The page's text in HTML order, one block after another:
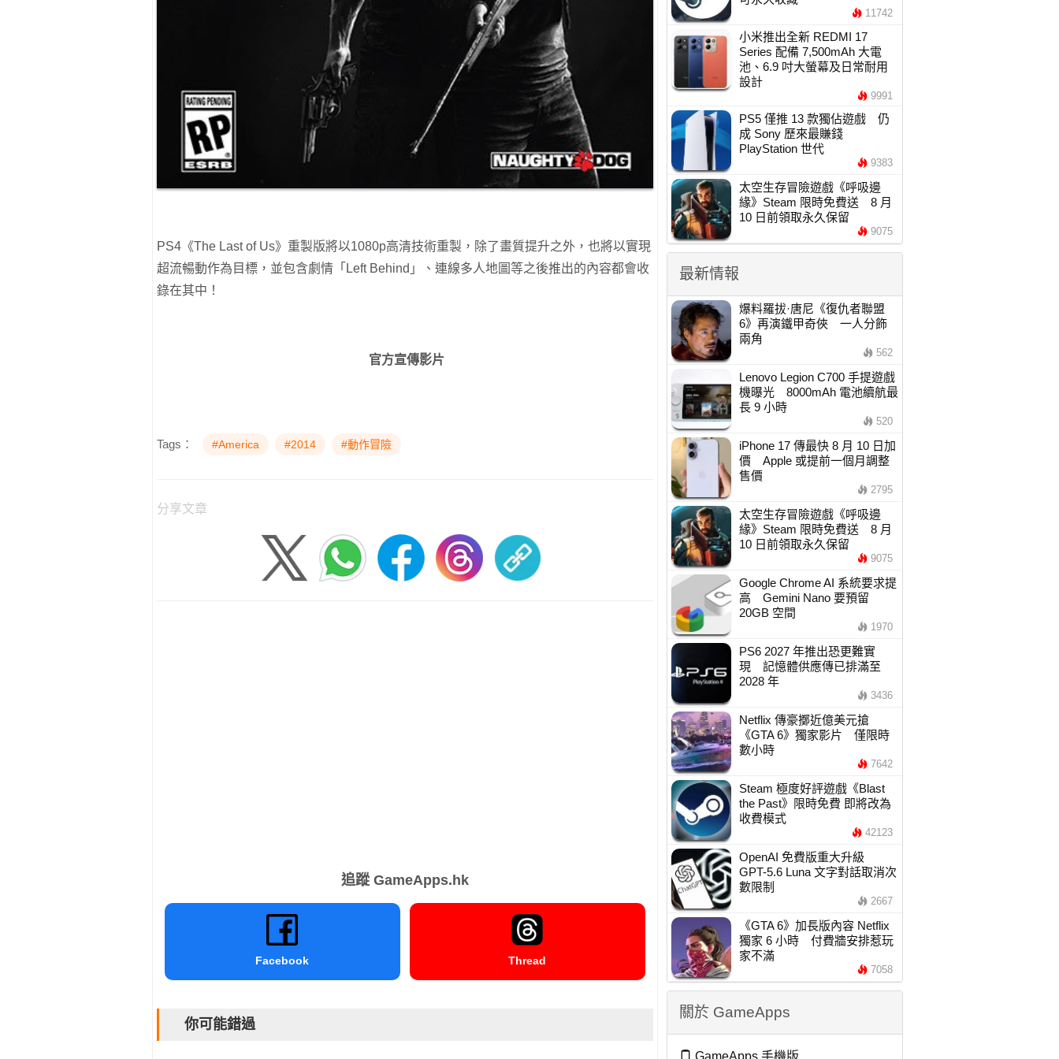
PS4《The Last of Us》重製版將以1080p高清技術重製，除了畫質提升之外，也將以實現
超流暢動作為目標，並包含劇情「Left Behind」、連線多人地圖等之後推出的內容都會收
錄在其中！
官方宣傳影片
Tags： #America #2014 #動作冒險
分享文章
追蹤 GameApps.hk
Facebook Thread
你可能錯過
11742
小米推出全新 REDMI 17
Series 配備 7,500mAh 大電
池、6.9 吋大螢幕及日常耐用
設計
9991
PS5 僅推 13 款獨佔遊戲 仍
成 Sony 歷來最賺錢
PlayStation 世代
9383
太空生存冒險遊戲《呼吸邊
緣》Steam 限時免費送 8 月
10 日前領取永久保留
9075
最新情報
爆料羅拔·唐尼《復仇者聯盟
6》再演鐵甲奇俠 一人分飾
兩角
562
Lenovo Legion C700 手提遊戲
機曝光 8000mAh 電池續航最
長 9 小時
520
iPhone 17 傳最快 8 月 10 日加
價 Apple 或提前一個月調整
售價
2795
太空生存冒險遊戲《呼吸邊
緣》Steam 限時免費送 8 月
10 日前領取永久保留
9075
Google Chrome AI 系統要求提
高 Gemini Nano 要預留
20GB 空間
1970
PS6 2027 年推出恐更難實
現 記憶體供應傳已排滿至
2028 年
3436
Netflix 傳豪擲近億美元搶
《GTA 6》獨家影片 僅限時
數小時
7642
Steam 極度好評遊戲《Blast
the Past》限時免費 即將改為
收費模式
42123
OpenAI 免費版重大升級
GPT-5.6 Luna 文字對話取消次
數限制
2667
《GTA 6》加長版內容 Netflix
獨家 6 小時 付費牆安排惹玩
家不滿
7058
關於 GameApps
GameApps 手機版